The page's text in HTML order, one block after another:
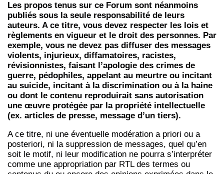
Les propos tenus sur ce Forum sont néanmoins
publiés sous la seule responsabilité de leurs
auteurs. A ce titre, vous devez respecter les lois et
règlements en vigueur et le droit des personnes. Par
exemple, vous ne devez pas diffuser des messages
violents, injurieux, diffamatoires, racistes,
révisionnistes, faisant l’apologie des crimes de
guerre, pédophiles, appelant au meurtre ou incitant
au suicide, incitant à la discrimination ou à la haine
ou dont le contenu reproduirait sans autorisation
une œuvre protégée par la propriété intellectuelle
(ex. articles de presse, message d’un tiers).
A ce titre, ni une éventuelle modération a priori ou a
posteriori, ni la suppression de messages, quel qu’en
soit le motif, ni leur modification ne pourra s’interpréter
comme une appropriation par RTL des termes ou